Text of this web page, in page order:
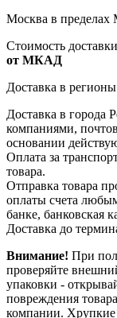
Москва в
Стоимость
от МКАД
Доставка в
Доставка в города
компаниями,
основании
Оплата за
товара.
Отправка товара
оплаты счета
банке, банковская
Доставка до
Внимание! При
проверяйте
упаковки -
повреждения
компании. Хрупкие